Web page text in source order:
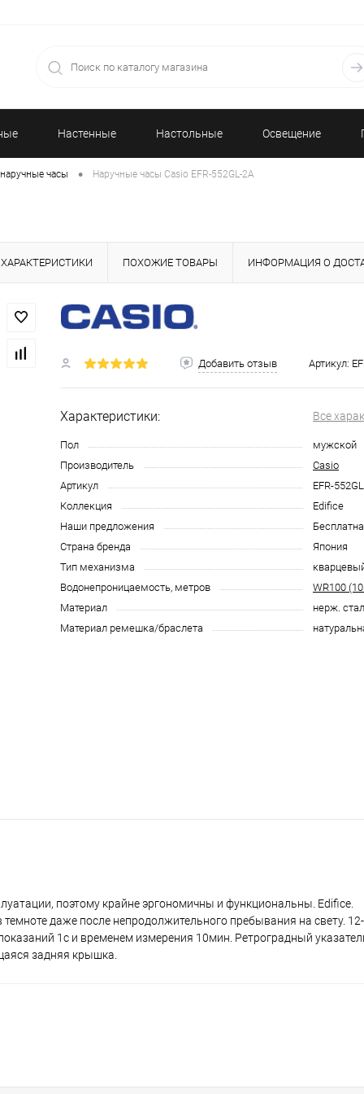
Настенные Настольные Освещение
часы • Наручные часы Casio EFR-552GL-2A
ХАРАКТЕРИСТИКИ ПОХОЖИЕ ТОВАРЫ ИНФОРМАЦИЯ О
Добавить отзыв Артикул:
Характеристики: Все
Пол
мужской
Производитель
Casio
Артикул
EFR-
Коллекция
Edifice
Наши предложения
Страна бренда
Япония
Тип механизма
Водонепроницаемость, метров
WR100
Материал
нерж.
Материал ремешка/браслета
поэтому крайне эргономичны и функциональны. Edifice.
даже после непродолжительного пребывания на свету.
1с и временем измерения 10мин. Ретроградный
задняя крышка.